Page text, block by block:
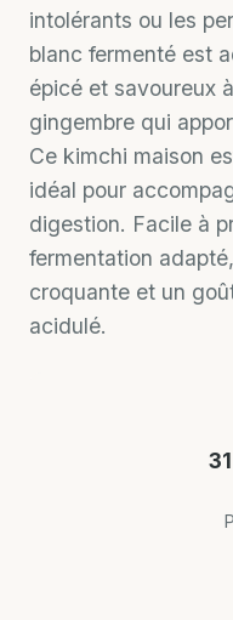
intolérants ou les
blanc fermenté est
épicé et savoureux
gingembre qui
Ce kimchi maison
idéal pour
digestion. Facile à
fermentation
croquante et un
acidulé.